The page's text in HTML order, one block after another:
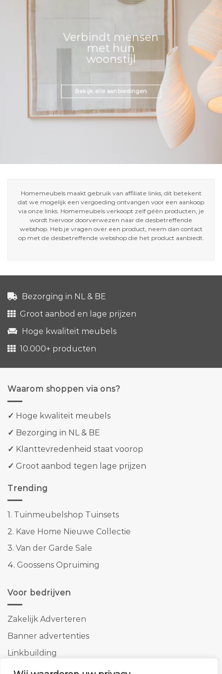
Verbindt mensen
met hun
woonstijl
Bekijk alle aanbiedingen
Homemeubels maakt gebruik van affiliate links, dit betekent
dat we mogelijk een vergoeding ontvangen voor een aankoop
via onze links. Homemeubels verkoopt zelf géén producten, je
wordt hiervoor doorverwezen naar de desbetreffende
webshop. Heb je vragen over een product, neem dan contact
op met de desbetreffende webshop die het product aanbiedt.
Bezorging in NL & BE
Groot aanbod en lage prijzen
Hoge kwaliteit meubels
10.000+ producten
Waarom shoppen via ons?
✓ Hoge kwaliteit meubels
✓ Bezorging in NL & BE
✓ Klanttevredenheid staat voorop
✓ Groot aanbod tegen lage prijzen
Trending
1. Tuinmeubelshop Tuinsets
2. Kave Home Nieuwe Collectie
3. Van der Garde Sale
4. Goossens Opruiming
Voor bedrijven
Zakelijk Adverteren
Banner advertenties
Linkbuilding
SEO copywriting